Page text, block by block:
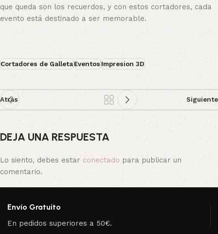
que queda son los recuerdos, y con estos cortadores, cada
evento está destinado a ser memorable.
Cortadores de GalletaEventosImpresion 3D
Atrás Siguiente
DEJA UNA RESPUESTA
Lo siento, debes estarconectado para publicar un
comentario.
Envío Gratuito
En pedidos superiores a 50€.